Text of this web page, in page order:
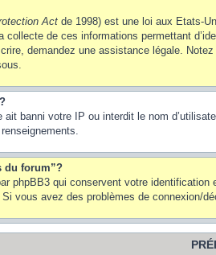
Act de 1998) est une loi aux Etats-
collecte de ces informations permettant
demandez une assistance légale.
ait banni votre IP ou interdit le nom
du forum”?
phpBB3 qui conservent votre
vous avez des problèmes de connexion/